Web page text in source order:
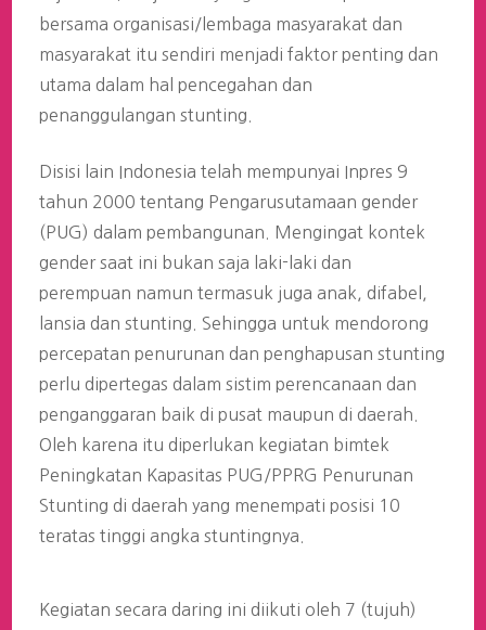
bersama organisasi/lembaga masyarakat dan
masyarakat itu sendiri menjadi faktor penting dan
utama dalam hal pencegahan dan
penanggulangan stunting.
Disisi lain Indonesia telah mempunyai Inpres 9
tahun 2000 tentang Pengarusutamaan gender
(PUG) dalam pembangunan. Mengingat kontek
gender saat ini bukan saja laki-laki dan
perempuan namun termasuk juga anak, difabel,
lansia dan stunting. Sehingga untuk mendorong
percepatan penurunan dan penghapusan stunting
perlu dipertegas dalam sistim perencanaan dan
penganggaran baik di pusat maupun di daerah.
Oleh karena itu diperlukan kegiatan bimtek
Peningkatan Kapasitas PUG/PPRG Penurunan
Stunting di daerah yang menempati posisi 10
teratas tinggi angka stuntingnya.
Kegiatan secara daring ini diikuti oleh 7 (tujuh)